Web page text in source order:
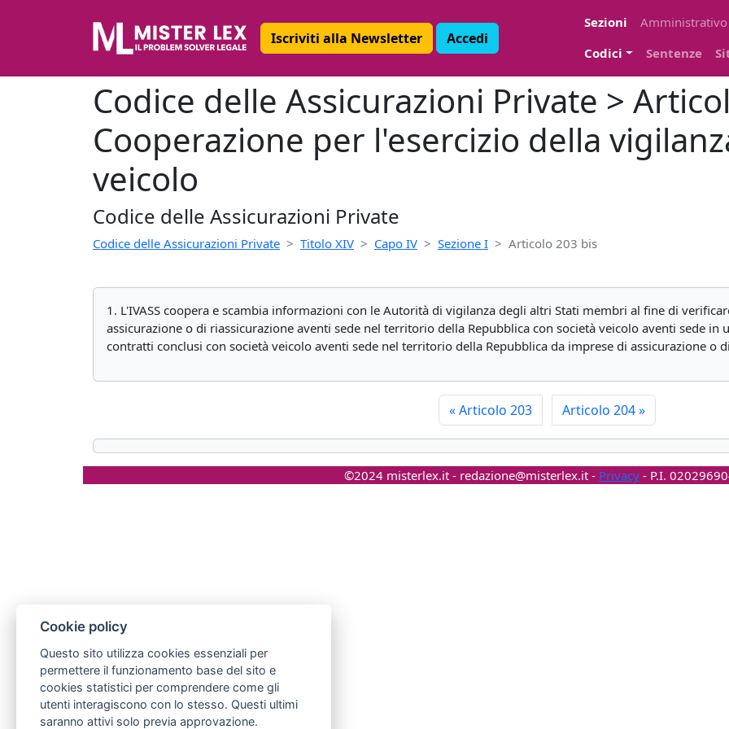
Iscriviti alla Newsletter Accedi
Sezioni
Amministrativo
Codici
Sentenze
Codice delle Assicurazioni Private >
Cooperazione per l'esercizio della
veicolo
Codice delle Assicurazioni Private
Codice delle Assicurazioni Private Titolo XIV Capo IV Sezione I Articolo 203 bis
1. L'IVASS coopera e scambia informazioni con le Autorità di vigilanza degli altri Stati membri al fine di
assicurazione o di riassicurazione aventi sede nel territorio della Repubblica con società veicolo aventi sede
contratti conclusi con società veicolo aventi sede nel territorio della Repubblica da imprese di assicurazione o
«Articolo 203 Articolo 204»
©2024 misterlex.it - redazione@misterlex.it- Privacy- P.I.
Cookie policy
Questo sito utilizza cookies essenziali per
permettere il funzionamento base del sito e
cookies statistici per comprendere come gli
utenti interagiscono con lo stesso. Questi ultimi
saranno attivi solo previa approvazione.